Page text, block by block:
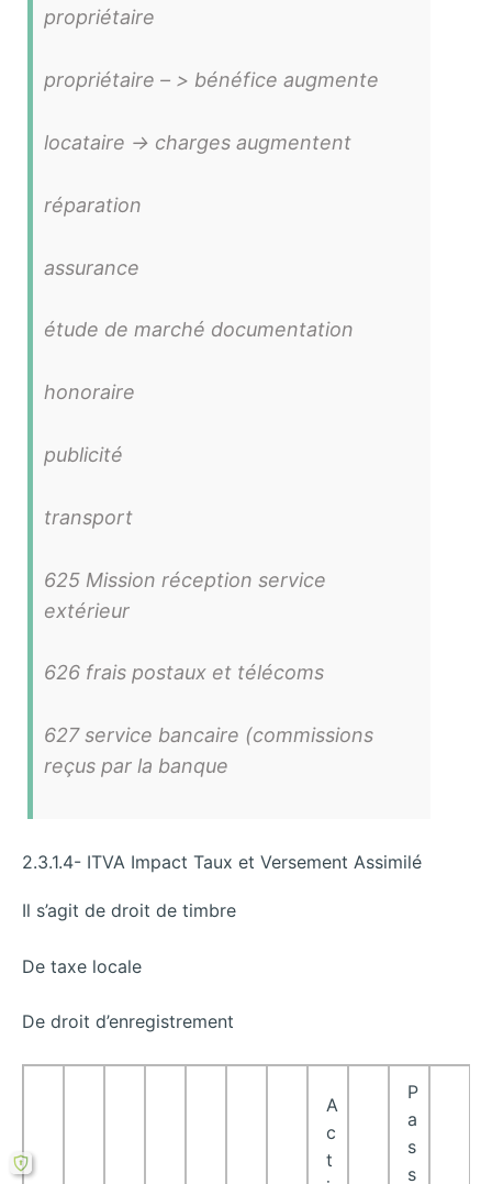
propriétaire
propriétaire – > bénéfice augmente
locataire -> charges augmentent
réparation
assurance
étude de marché documentation
honoraire
publicité
transport
625 Mission réception service
extérieur
626 frais postaux et télécoms
627 service bancaire (commissions
reçus par la banque
2.3.1.4- ITVA Impact Taux et Versement Assimilé
Il s’agit de droit de timbre
De taxe locale
De droit d’enregistrement
A
c
t
P
a
s
s